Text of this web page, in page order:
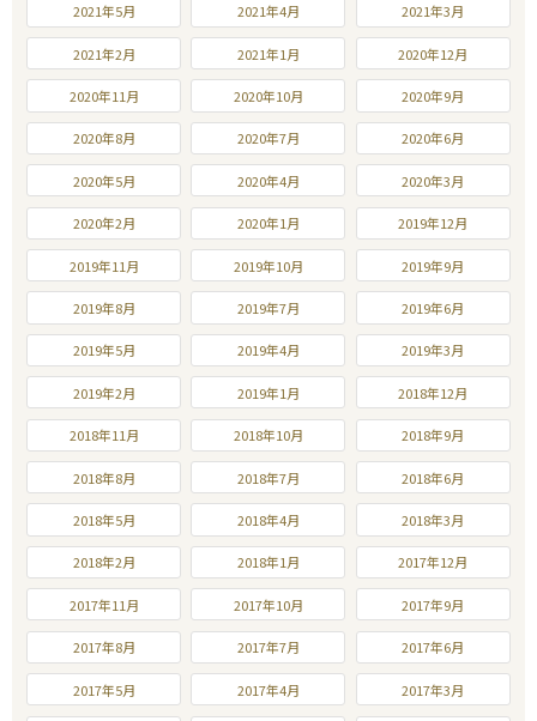
2021年5月 2021年4月 2021年3月
2021年2月 2021年1月 2020年12月
2020年11月 2020年10月 2020年9月
2020年8月 2020年7月 2020年6月
2020年5月 2020年4月 2020年3月
2020年2月 2020年1月 2019年12月
2019年11月 2019年10月 2019年9月
2019年8月 2019年7月 2019年6月
2019年5月 2019年4月 2019年3月
2019年2月 2019年1月 2018年12月
2018年11月 2018年10月 2018年9月
2018年8月 2018年7月 2018年6月
2018年5月 2018年4月 2018年3月
2018年2月 2018年1月 2017年12月
2017年11月 2017年10月 2017年9月
2017年8月 2017年7月 2017年6月
2017年5月 2017年4月 2017年3月